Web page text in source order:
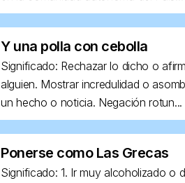
Y una polla con cebolla
Significado: Rechazar lo dicho o
alguien. Mostrar incredulidad o
un hecho o noticia. Negación rotun...
Ponerse como Las Grecas
Significado: 1. Ir muy alcoholizado o